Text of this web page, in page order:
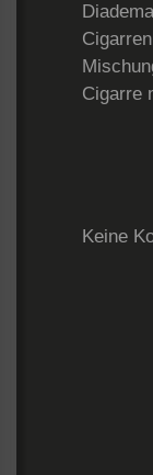
Cigarre
Keine